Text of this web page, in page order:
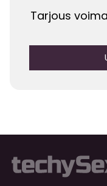
Tarjous